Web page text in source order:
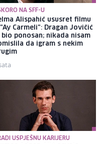
NA SFF-U
Alispahić ususret filmu
Carmeli": Dragan Jovičić
bio ponosan; nikada nisam
da igram s nekim
USPJEŠNU KARIJERU